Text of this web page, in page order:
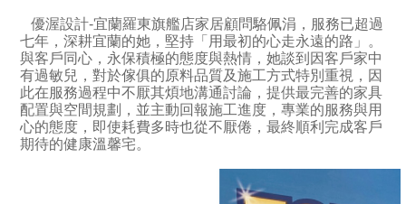
優渥設計-宜蘭羅東旗艦店家居顧問駱佩涓，服務已超過
七年，深耕宜蘭的她，堅持「用最初的心走永遠的路」。
與客戶同心，永保積極的態度與熱情，她談到因客戶家中
有過敏兒，對於傢俱的原料品質及施工方式特別重視，因
此在服務過程中不厭其煩地溝通討論，提供最完善的家具
配置與空間規劃，並主動回報施工進度，專業的服務與用
心的態度，即使耗費多時也從不厭倦，最終順利完成客戶
期待的健康溫馨宅。